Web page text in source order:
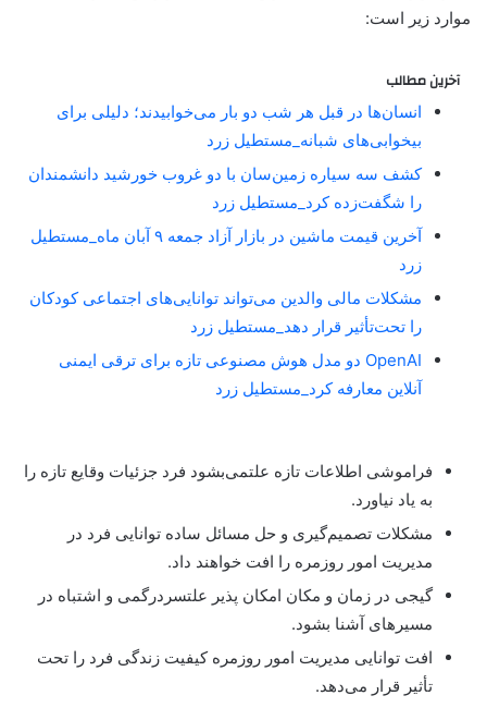
موارد زیر است:
آخرین مطالب
انسان‌ها در قبل هر شب دو بار می‌خوابیدند؛ دلیلی برای
بیخوابی‌های شبانه_مستطیل زرد
کشف سه سیاره زمین‌سان با دو غروب خورشید دانشمندان
را شگفت‌زده کرد_مستطیل زرد
آخرین قیمت ماشین در بازار آزاد جمعه ۹ آبان ماه_مستطیل
زرد
مشکلات مالی والدین می‌تواند توانایی‌های اجتماعی کودکان
را تحت‌تأثیر قرار دهد_مستطیل زرد
OpenAI دو مدل هوش مصنوعی تازه برای ترقی ایمنی
آنلاین معارفه کرد_مستطیل زرد
فراموشی اطلاعات تازه علتمی‌بشود فرد جزئیات وقایع تازه را
به یاد نیاورد.
مشکلات تصمیم‌گیری و حل مسائل ساده توانایی فرد در
مدیریت امور روزمره را افت خواهند داد.
گیجی در زمان و مکان امکان پذیر علتسردرگمی و اشتباه در
مسیرهای آشنا بشود.
افت توانایی مدیریت امور روزمره کیفیت زندگی فرد را تحت
تأثیر قرار می‌دهد.